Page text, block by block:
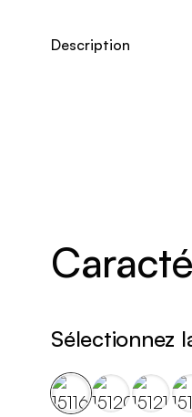
Description
Sélectionnez